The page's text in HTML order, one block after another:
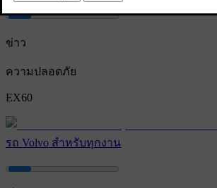
ข่าว
ความปลอดภัย
EX60
รถ Volvo สําหรับทุกงาน